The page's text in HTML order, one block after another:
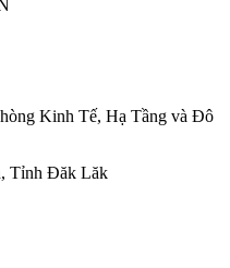
Kinh Tế, Hạ Tầng và Đô
Tỉnh Đăk Lăk